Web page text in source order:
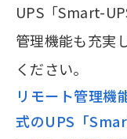
UPS「Smart-
管理機能も充実
ください。
リモート管理機
式のUPS「